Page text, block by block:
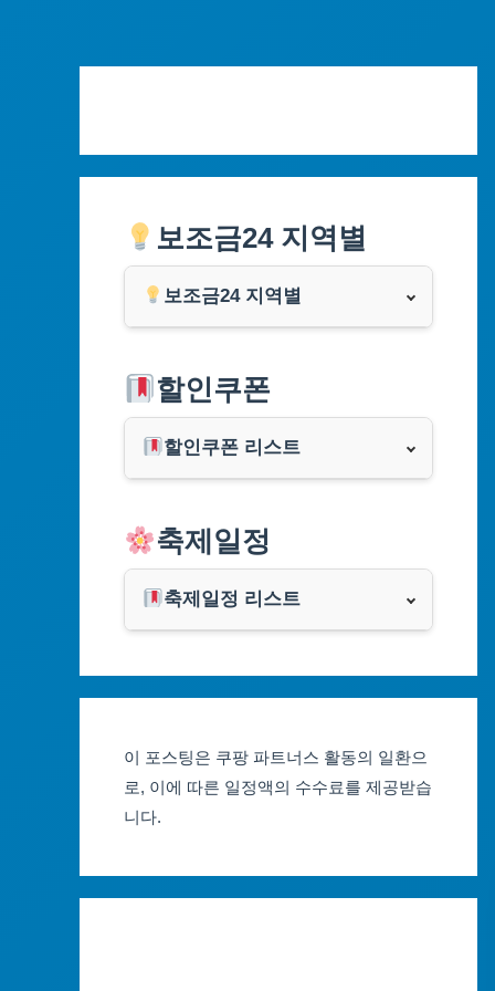
보조금24 지역별
보조금24 지역별
부산광역시
대구광역시
인천광역시
광주광역시
세종특별자치시
강원도
할인쿠폰
할인쿠폰 리스트
쿠팡
클룩
축제일정
축제일정 리스트
대구축제 일정
광주축제 일정
이 포스팅은 쿠팡 파트너스 활동의 일환으
로, 이에 따른 일정액의 수수료를 제공받습
니다.